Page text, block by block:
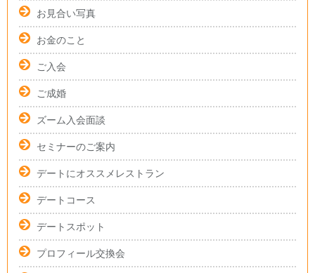
お見合い写真
お金のこと
ご入会
ご成婚
ズーム入会面談
セミナーのご案内
デートにオススメレストラン
デートコース
デートスポット
プロフィール交換会